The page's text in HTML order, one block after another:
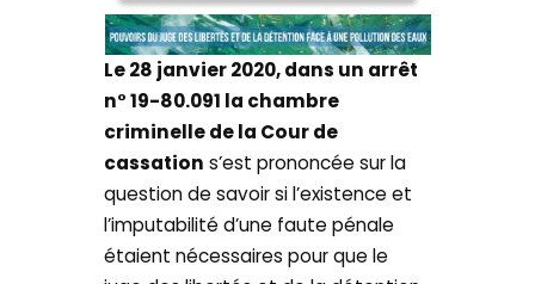
Le 28 janvier 2020, dans un arrêt
n° 19-80.091 la chambre
criminelle de la Cour de
cassation s’est prononcée sur la
question de savoir si l’existence et
l’imputabilité d’une faute pénale
étaient nécessaires pour que le